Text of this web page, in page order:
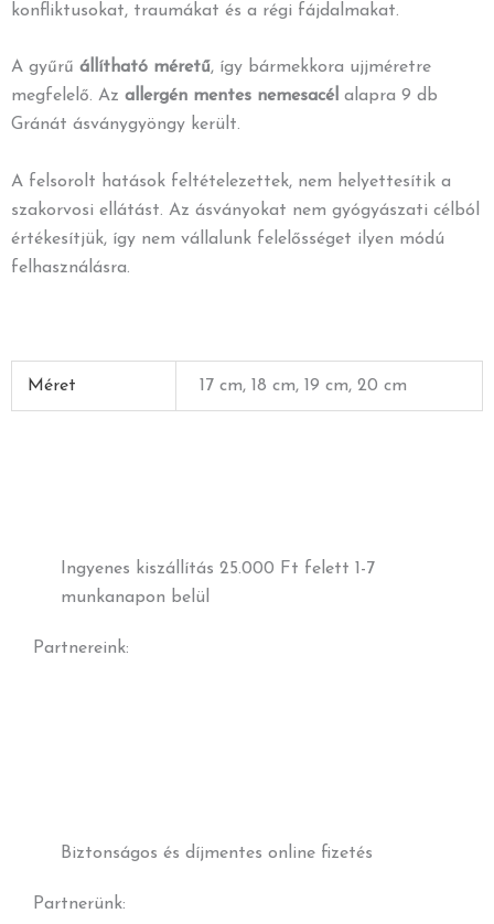
konfliktusokat, traumákat és a régi fájdalmakat.
A gyűrű állítható méretű, így bármekkora ujjméretre
megfelelő. Az allergén mentes nemesacél alapra 9 db
Gránát ásványgyöngy került.
A felsorolt hatások feltételezettek, nem helyettesítik a
szakorvosi ellátást. Az ásványokat nem gyógyászati célból
értékesítjük, így nem vállalunk felelősséget ilyen módú
felhasználásra.
Méret 17 cm, 18 cm, 19 cm, 20 cm
Ingyenes kiszállítás 25.000 Ft felett 1-7
munkanapon belül
Partnereink:
Biztonságos és díjmentes online fizetés
Partnerünk: